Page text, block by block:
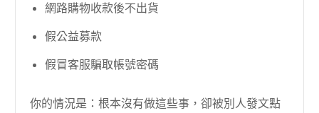
網路購物收款後不出貨
假公益募款
假冒客服騙取帳號密碼
你的情況是：根本沒有做這些事，卻被別人發文點